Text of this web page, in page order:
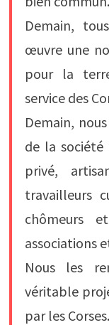
Demain,
œuvre une
pour la
service des
Demain,
de la
privé,
travailleurs
chômeurs
associations
Nous les
véritable
par les Corses.